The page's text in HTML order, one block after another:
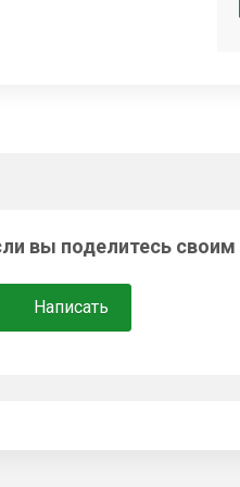
вы поделитесь
Написать